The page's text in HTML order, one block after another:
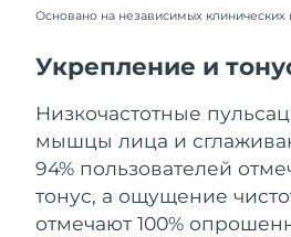
Основано на независимых клинических
Укрепление и
Низкочастотные
мышцы лица и
94% пользователей
тонус, а ощущение
отмечают 100%
Польша
Португалия
Пуэрто-Рико
Катар